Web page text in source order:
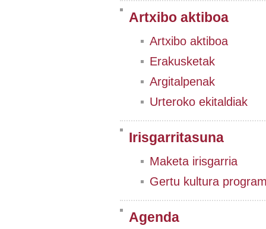
Artxibo aktiboa
Artxibo aktiboa
Erakusketak
Argitalpenak
Urteroko ekitaldiak
Irisgarritasuna
Maketa irisgarria
Gertu kultura
Agenda